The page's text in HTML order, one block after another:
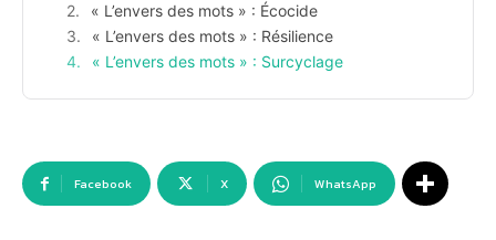
« L’envers des mots » : Écocide
« L’envers des mots » : Résilience
« L’envers des mots » : Surcyclage
Facebook X WhatsApp